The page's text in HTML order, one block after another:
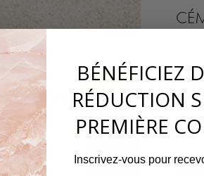
−
BÉNÉFICIEZ
RÉDUCTION
PREMIÈRE
Inscrivez-vous pour